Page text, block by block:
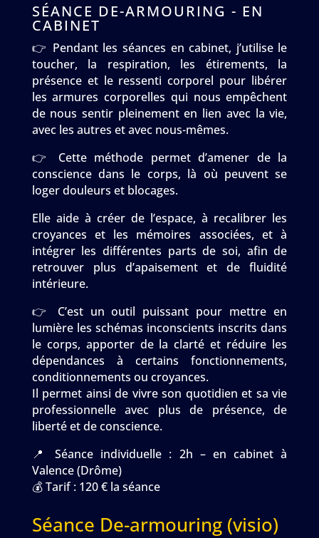
SÉANCE DE-ARMOURING - EN
CABINET
👉 Pendant les séances en cabinet, j’utilise le
toucher, la respiration, les étirements, la
présence et le ressenti corporel pour libérer
les armures corporelles qui nous empêchent
de nous sentir pleinement en lien avec la vie,
avec les autres et avec nous-mêmes.
👉 Cette méthode permet d’amener de la
conscience dans le corps, là où peuvent se
loger douleurs et blocages.
Elle aide à créer de l’espace, à recalibrer les
croyances et les mémoires associées, et à
intégrer les différentes parts de soi, afin de
retrouver plus d’apaisement et de fluidité
intérieure.
👉 C’est un outil puissant pour mettre en
lumière les schémas inconscients inscrits dans
le corps, apporter de la clarté et réduire les
dépendances à certains fonctionnements,
conditionnements ou croyances.
Il permet ainsi de vivre son quotidien et sa vie
professionnelle avec plus de présence, de
liberté et de conscience.
📍 Séance individuelle : 2h – en cabinet à
Valence (Drôme)
💰 Tarif : 120 € la séance
Séance De-armouring (visio)